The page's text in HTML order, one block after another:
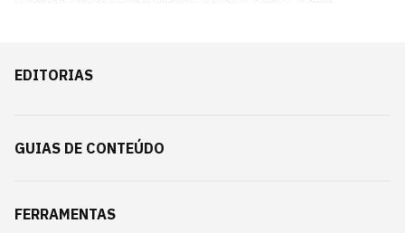
EDITORIAS
GUIAS DE CONTEÚDO
FERRAMENTAS